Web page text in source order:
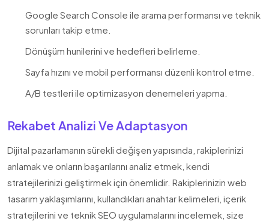
Google Search Console ile arama performansı ve teknik
sorunları takip etme.
Dönüşüm hunilerini ve hedefleri belirleme.
Sayfa hızını ve mobil performansı düzenli kontrol etme.
A/B testleri ile optimizasyon denemeleri yapma.
Rekabet Analizi Ve Adaptasyon
Dijital pazarlamanın sürekli değişen yapısında, rakiplerinizi
anlamak ve onların başarılarını analiz etmek, kendi
stratejilerinizi geliştirmek için önemlidir. Rakiplerinizin web
tasarım yaklaşımlarını, kullandıkları anahtar kelimeleri, içerik
stratejilerini ve teknik SEO uygulamalarını incelemek, size